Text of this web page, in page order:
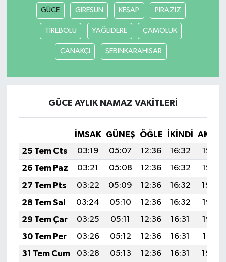
GÜCE GİRESUN KEŞAP PİRAZİZ
TİREBOLU YAĞLIDERE ÇAMOLUK
ÇANAKÇI ŞEBİNKARAHİSAR
GÜCE AYLIK NAMAZ VAKITLERI
İMSAK GÜNEŞ ÖĞLE İKINDI
25 Tem Cts
03:19 05:07 12:36 16:32
19:56
26 Tem Paz
03:21 05:08 12:36 16:32
19:55
27 Tem Pts
03:22 05:09 12:36 16:32
19:54
28 Tem Sal
03:24 05:10 12:36 16:32
19:53
29 Tem Çar
03:25 05:11 12:36 16:31
19:52
30 Tem Per
03:26 05:12 12:36 16:31
19:51
31 Tem Cum
03:28 05:13 12:36 16:31
19:50